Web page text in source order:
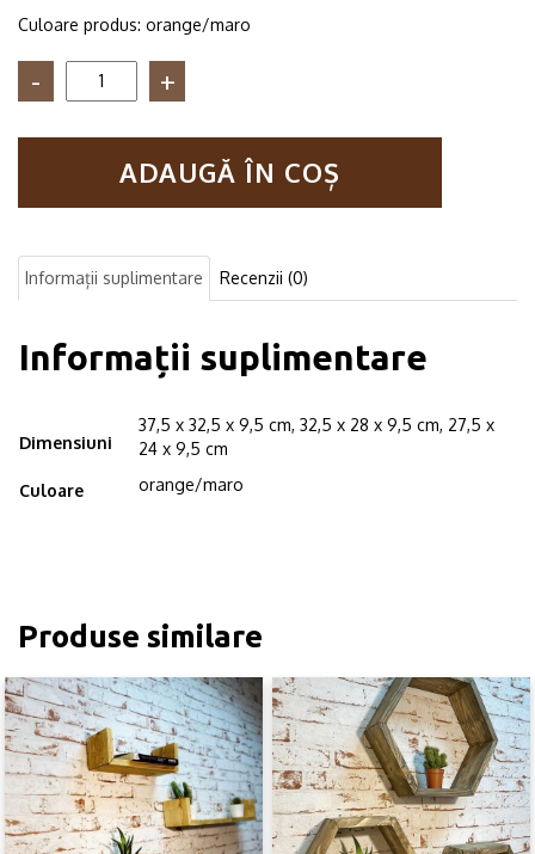
Culoare produs: orange/maro
Cantitate
rafturi
din
in
forma
prindere
orange/maro
37,5
32,5
28
9,5
cm,
27,5
x
24
x
9,5
ADAUGĂ ÎN COȘ
Informații suplimentare Recenzii (0)
Informații suplimentare
Dimensiuni
37,5 x 32,5 x 9,5 cm, 32,5 x 28 x 9,5 cm, 27,5 x
24 x 9,5 cm
Culoare orange/maro
Produse similare